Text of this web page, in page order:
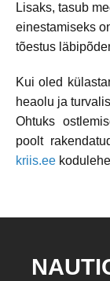
Lisaks, tasub
einestamiseks
tõestus
Kui oled
heaolu ja
Ohtuks
poolt
kriis.ee